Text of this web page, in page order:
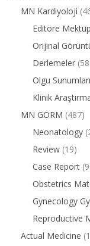
MN Kardiyoloji
Editöre
Orijinal
Derlemeler
Olgu Sunumları
Klinik
MN GORM (487)
Neonatology
Review (19)
Case Report
Obstetrics
Gynecology
Reproductive
Actual Medicine